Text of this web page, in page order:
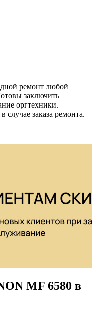
ремонт любой
заключить
оргтехники.
случае заказа ремонта.
MF 6580 в